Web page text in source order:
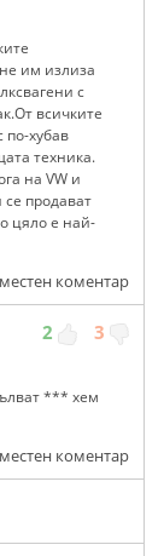
им излиза
с
всичките
хубав
техника.
на VW и
продават
цяло е най-
коментар
2 3
*** хем
коментар